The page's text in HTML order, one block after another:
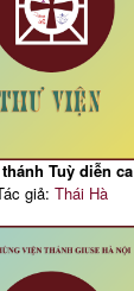
Tuỳ diễn ca
giả: Thái Hà